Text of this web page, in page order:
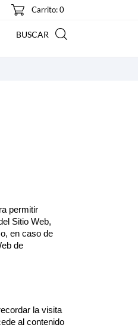
Carrito: 0
BUSCAR
permitir
Sitio Web,
en caso de
de
la visita
al contenido